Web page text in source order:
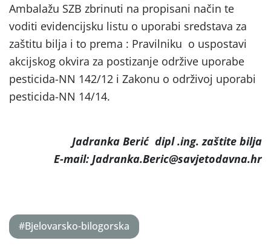
Ambalažu SZB zbrinuti na propisani način te
voditi evidencijsku listu o uporabi sredstava za
zaštitu bilja i to prema : Pravilniku o uspostavi
akcijskog okvira za postizanje održive uporabe
pesticida-NN 142/12 i Zakonu o održivoj uporabi
pesticida-NN 14/14.
Jadranka Berić dipl .ing. zaštite bilja
E-mail: Jadranka.Beric@savjetodavna.hr
#Bjelovarsko-bilogorska